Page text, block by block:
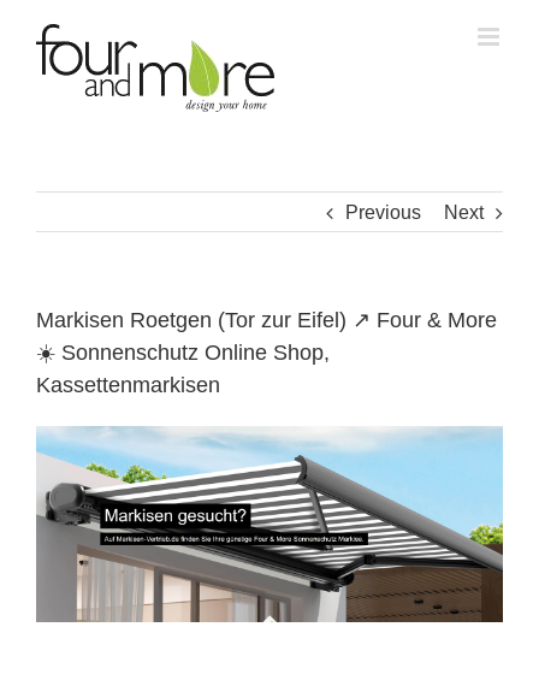
content
Previous Next
Markisen Roetgen (Tor zur Eifel) ↗️ Four & More
☀️ Sonnenschutz Online Shop,
Kassettenmarkisen